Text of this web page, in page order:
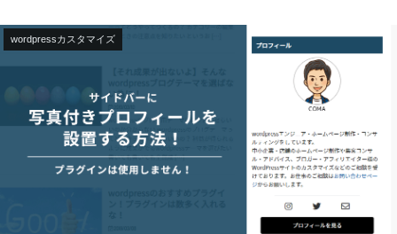
wordpressカスタマイズ